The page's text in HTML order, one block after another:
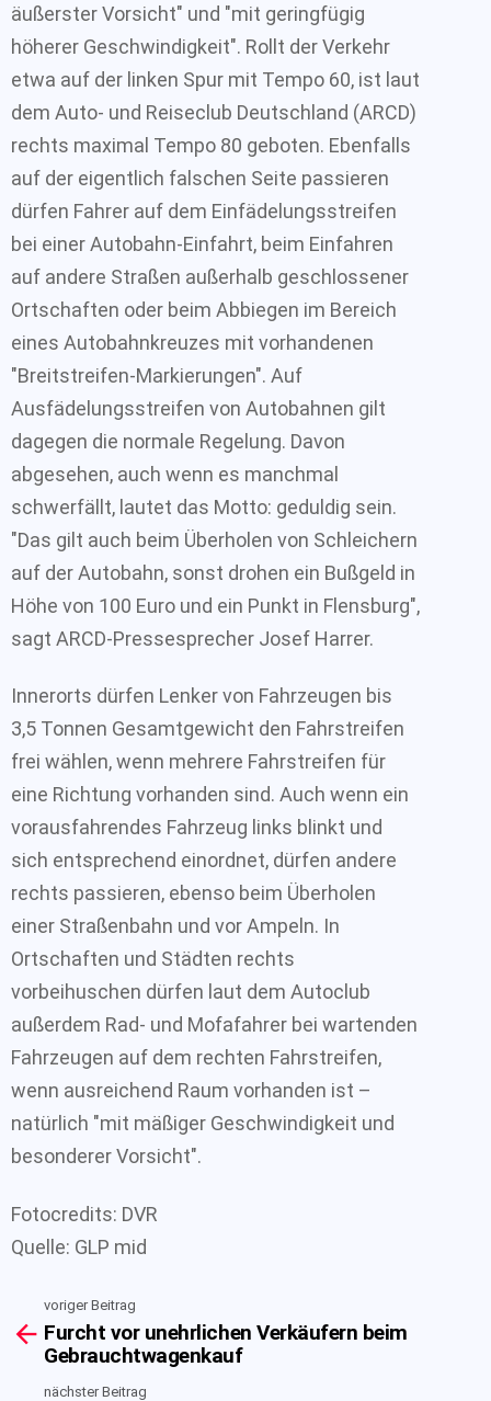
äußerster Vorsicht" und "mit geringfügig
höherer Geschwindigkeit". Rollt der Verkehr
etwa auf der linken Spur mit Tempo 60, ist laut
dem Auto- und Reiseclub Deutschland (ARCD)
rechts maximal Tempo 80 geboten. Ebenfalls
auf der eigentlich falschen Seite passieren
dürfen Fahrer auf dem Einfädelungsstreifen
bei einer Autobahn-Einfahrt, beim Einfahren
auf andere Straßen außerhalb geschlossener
Ortschaften oder beim Abbiegen im Bereich
eines Autobahnkreuzes mit vorhandenen
"Breitstreifen-Markierungen". Auf
Ausfädelungsstreifen von Autobahnen gilt
dagegen die normale Regelung. Davon
abgesehen, auch wenn es manchmal
schwerfällt, lautet das Motto: geduldig sein.
"Das gilt auch beim Überholen von Schleichern
auf der Autobahn, sonst drohen ein Bußgeld in
Höhe von 100 Euro und ein Punkt in Flensburg",
sagt ARCD-Pressesprecher Josef Harrer.
Innerorts dürfen Lenker von Fahrzeugen bis
3,5 Tonnen Gesamtgewicht den Fahrstreifen
frei wählen, wenn mehrere Fahrstreifen für
eine Richtung vorhanden sind. Auch wenn ein
vorausfahrendes Fahrzeug links blinkt und
sich entsprechend einordnet, dürfen andere
rechts passieren, ebenso beim Überholen
einer Straßenbahn und vor Ampeln. In
Ortschaften und Städten rechts
vorbeihuschen dürfen laut dem Autoclub
außerdem Rad- und Mofafahrer bei wartenden
Fahrzeugen auf dem rechten Fahrstreifen,
wenn ausreichend Raum vorhanden ist –
natürlich "mit mäßiger Geschwindigkeit und
besonderer Vorsicht".
Fotocredits: DVR
Quelle: GLP mid
more
voriger Beitrag
Furcht vor unehrlichen Verkäufern beim
Gebrauchtwagenkauf
nächster Beitrag